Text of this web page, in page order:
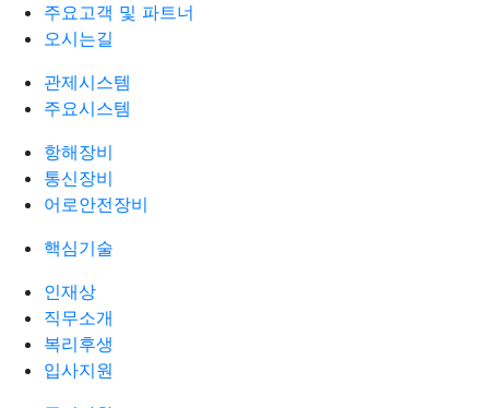
주요고객 및 파트너
오시는길
관제시스템
주요시스템
항해장비
통신장비
어로안전장비
핵심기술
인재상
직무소개
복리후생
입사지원